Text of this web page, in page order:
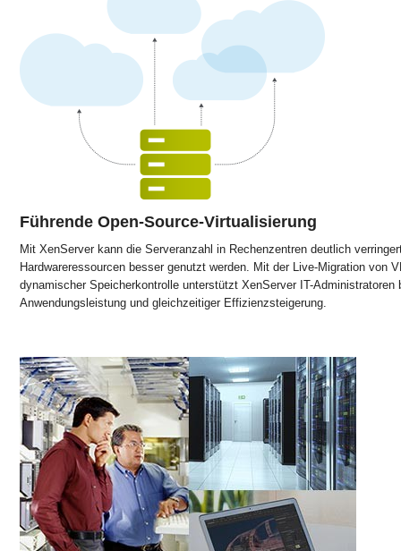
Führende Open-Source-Virtualisierung
Mit XenServer kann die Serveranzahl in Rechenzentren deutlich
Hardwareressourcen besser genutzt werden. Mit der Live-Migration von
dynamischer Speicherkontrolle unterstützt XenServer IT-Administratoren
Anwendungsleistung und gleichzeitiger Effizienzsteigerung.